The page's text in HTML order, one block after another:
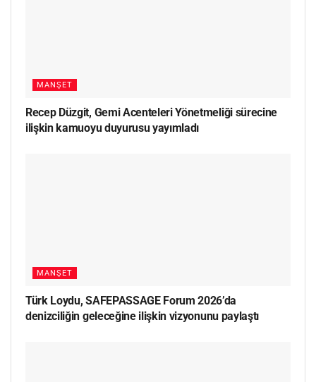
MANŞET
Recep Düzgit, Gemi Acenteleri Yönetmeliği sürecine
ilişkin kamuoyu duyurusu yayımladı
MANŞET
Türk Loydu, SAFEPASSAGE Forum 2026’da
denizciliğin geleceğine ilişkin vizyonunu paylaştı